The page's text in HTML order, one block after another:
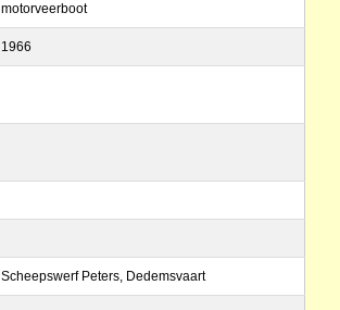
motorveerboot
1966
Scheepswerf Peters, Dedemsvaart